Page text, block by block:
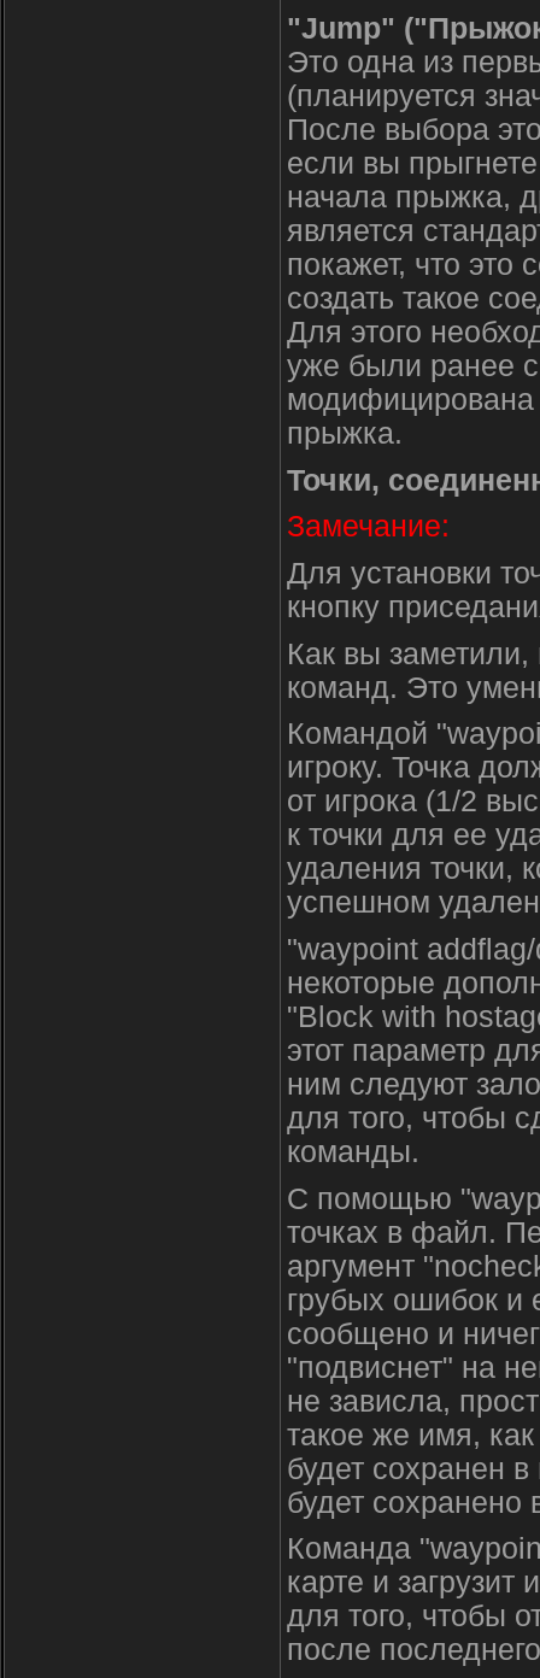
"Jump"
Это одна из
(планируется
После выбора
если вы
начала прыжка,
является
покажет, что
создать такое
Для этого
уже были ранее
модифицирована
прыжка.
Точки,
Замечание:
Для установки
кнопку
Как вы
команд. Это
Командой
игроку. Точка
от игрока (1/2
к точки для ее
удаления точки,
успешном
"waypoint
некоторые
"Block with
этот параметр
ним следуют
для того, чтобы
команды.
С помощью
точках в файл.
аргумент
грубых ошибок и
сообщено и
"подвиснет" на
не зависла,
такое же имя,
будет сохранен
будет сохранено
Команда
карте и
для того, чтобы
после